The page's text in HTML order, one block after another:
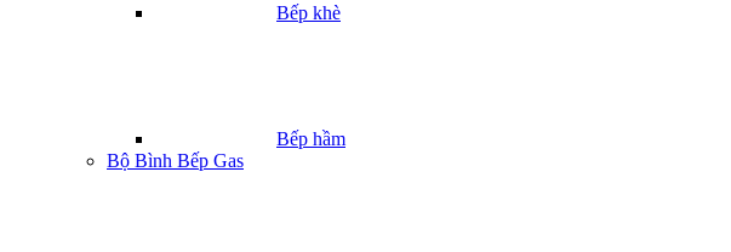
Bếp khè
Bếp hầm
Bộ Bình Bếp Gas